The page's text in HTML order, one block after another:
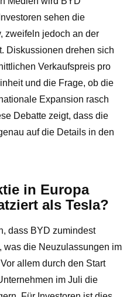
sehen die
zweifeln jedoch an der
Diskussionen drehen sich
Verkaufspreis pro
und die Frage, ob die
Expansion rasch
Debatte zeigt, dass die
auf die Details in den
in Europa
als Tesla?
dass BYD zumindest
was die Neuzulassungen im
allem durch den Start
im Juli die